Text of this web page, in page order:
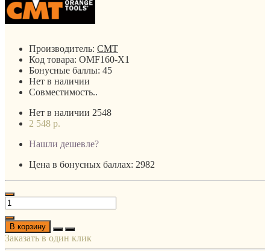
Производитель: CMT
Код товара: OMF160-X1
Бонусные баллы: 45
Нет в наличии
Совместимость..
Нет в наличии 2548
2 548 р.
Нашли дешевле?
Цена в бонусных баллах: 2982
В корзину
Заказать в один клик